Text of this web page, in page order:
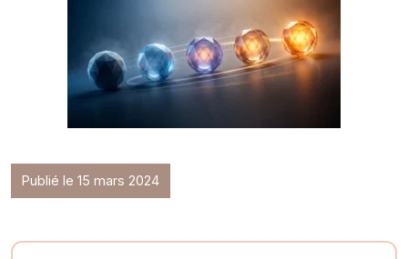
Publié le 15 mars 2024